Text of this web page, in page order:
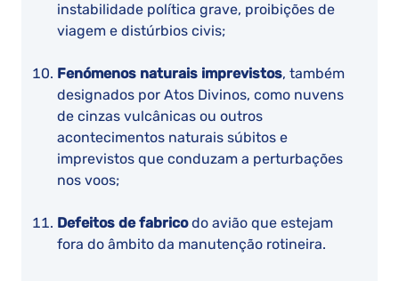
instabilidade política grave, proibições de
viagem e distúrbios civis;
Fenómenos naturais imprevistos, também
designados por Atos Divinos, como nuvens
de cinzas vulcânicas ou outros
acontecimentos naturais súbitos e
imprevistos que conduzam a perturbações
nos voos;
Defeitos de fabricodo avião que estejam
fora do âmbito da manutenção rotineira.